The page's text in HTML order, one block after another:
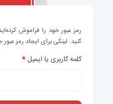
رمز عبور خود را فراموش
کنید. لینکی برای ایجاد رمز
کلمه کاربری یا ایمیل *